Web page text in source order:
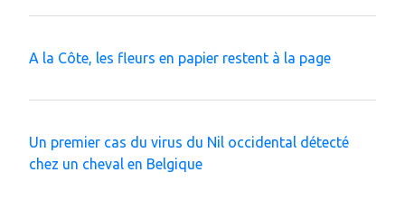
A la Côte, les fleurs en papier restent à la page
Un premier cas du virus du Nil occidental détecté
chez un cheval en Belgique